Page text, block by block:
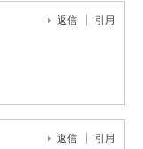
返信 引用
返信 引用